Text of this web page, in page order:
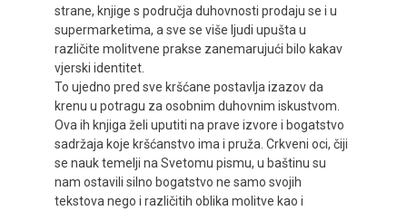
strane, knjige s područja duhovnosti prodaju se i u
supermarketima, a sve se više ljudi upušta u
različite molitvene prakse zanemarujući bilo kakav
vjerski identitet.
To ujedno pred sve kršćane postavlja izazov da
krenu u potragu za osobnim duhovnim iskustvom.
Ova ih knjiga želi uputiti na prave izvore i bogatstvo
sadržaja koje kršćanstvo ima i pruža. Crkveni oci, čiji
se nauk temelji na Svetomu pismu, u baštinu su
nam ostavili silno bogatstvo ne samo svojih
tekstova nego i različitih oblika molitve kao i